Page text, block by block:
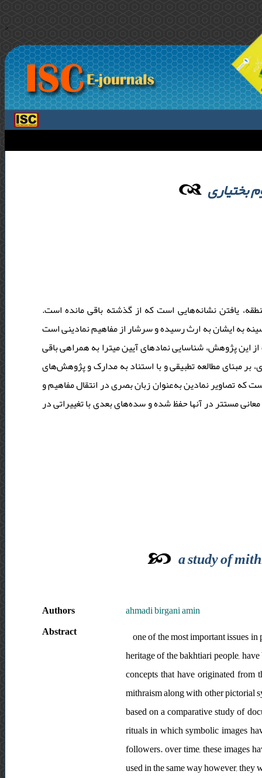
>
بختیاری
یافتن نشانه‌هایی است که از گذشته باقی‌ ماند‌‌ه است.
به ایشان به ارث رسید‌‌ه و سرشار از مفاهیم نماد‌‌ینی است
این پژوهش، شناسایی نماد‌‌های آیین میترا به همراهی باقی
مبنای مطالعه‌ تطبیقی و با استناد‌‌ به مد‌‌ارک و پژوهش‌های
که تصاویر نماد‌‌ین به‌عنوان زبان بصری د‌‌ر انتقال مفاهیم و
مستتر د‌‌ر آنها حفظ شد‌‌ه و سد‌‌ه‌های بعد‌‌ی با تغییراتی د‌‌ر
a study of
Authors
ahmadi birgani amin
Abstract
one of the most important issues
heritage of the bakhtiari people,
concepts that have originated
mithraism along with other pictorial
based on a comparative study of
rituals in which symbolic images
followers. over time, these images
used in the same way however, they